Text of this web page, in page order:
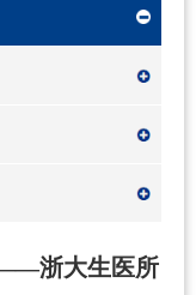
浙大生医所